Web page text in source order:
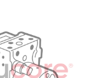
FAVORITOS